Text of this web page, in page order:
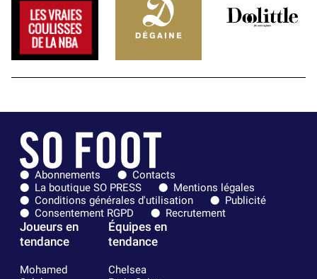
Abonnements
Contacts
La boutique SO PRESS
Mentions légales
Conditions générales d'utilisation
Publicité
Consentement RGPD
Recrutement
Joueurs en
tendance
Mohamed
Équipes en
tendance
Chelsea